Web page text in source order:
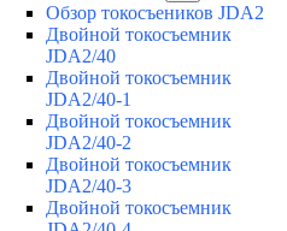
Обзор токосъеников JDA2
Двойной токосъемник
JDA2/40
Двойной токосъемник
JDA2/40-1
Двойной токосъемник
JDA2/40-2
Двойной токосъемник
JDA2/40-3
Двойной токосъемник